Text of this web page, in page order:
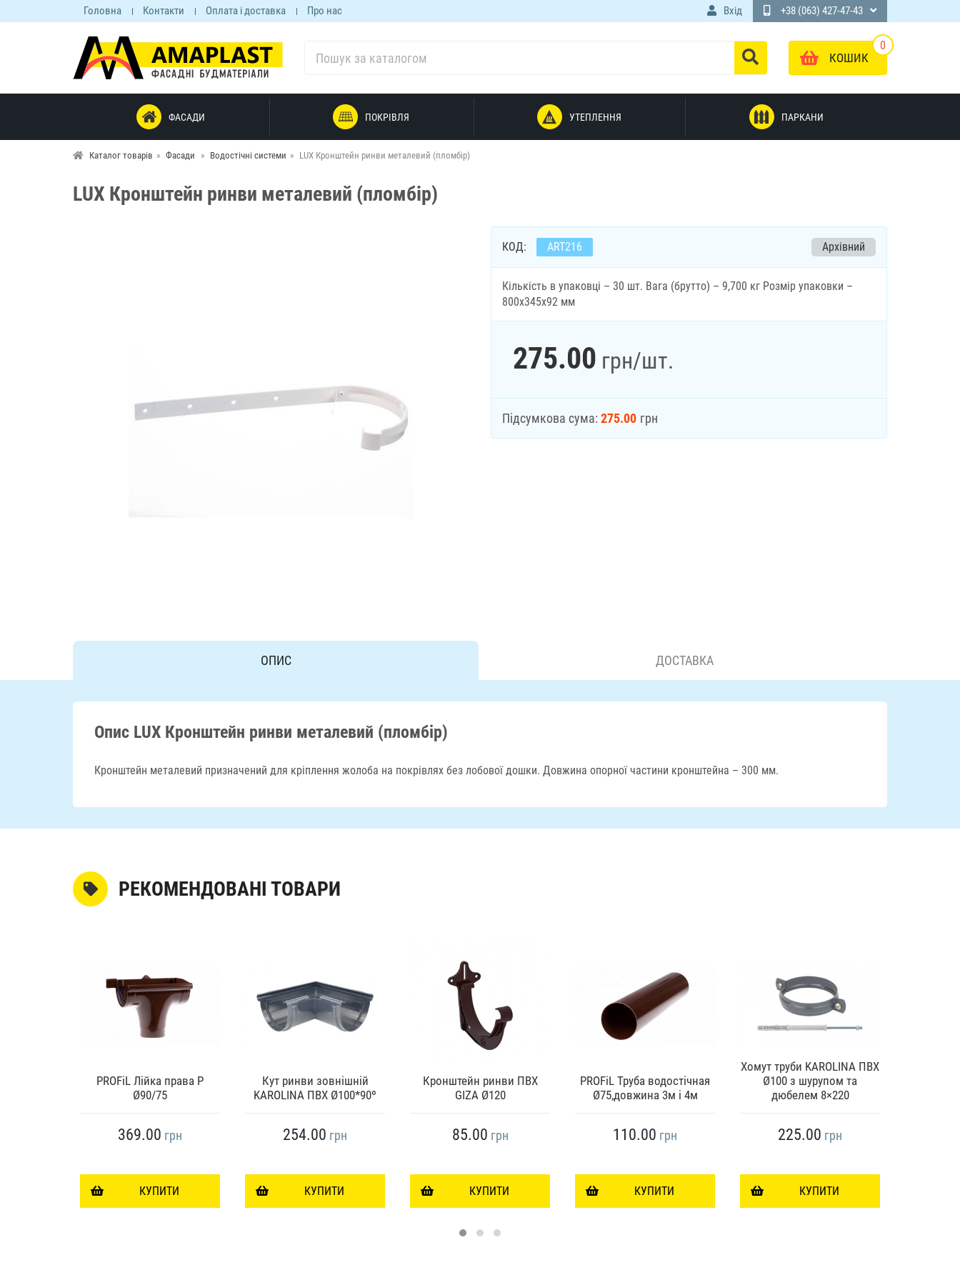
Головна Контакти Оплата і доставка Про нас Вхід +38 (063) 427-47-43
0
КОШИК
ФАСАДИ ПОКРІВЛЯ УТЕПЛЕННЯ ПАРКАНИ
Каталог товарів Фасади Водостічні системи LUX Кронштейн ринви металевий (пломбір)
LUX Кронштейн ринви металевий (пломбір)
КОД: ART216 Архівний
Кількість в упаковці – 30 шт. Вага (брутто) – 9,700 кг Розмір упаковки –
800х345х92 мм
275.00 грн/шт.
Підсумкова сума: 275.00 грн
ОПИС ДОСТАВКА
Опис LUX Кронштейн ринви металевий (пломбір)
Кронштейн металевий призначений для кріплення жолоба на покрівлях без лобової дошки. Довжина опорної частини кронштейна – 300 мм.
РЕКОМЕНДОВАНІ ТОВАРИ
PROFiL Лійка права Р
Ø90/75
369.00 грн
КУПИТИ
Кут ринви зовнішній
KAROLINA ПВХ Ø100*90º
254.00 грн
КУПИТИ
Кронштейн ринви ПВХ
GIZA Ø120
85.00 грн
КУПИТИ
PROFiL Труба водостічная
Ø75,довжина 3м і 4м
110.00 грн
КУПИТИ
Хомут труби KAROLINA ПВХ
Ø100 з шурупом та
дюбелем 8×220
225.00 грн
КУПИТИ